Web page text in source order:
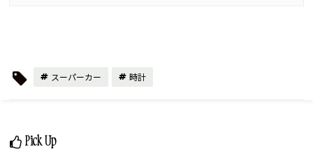
スーパーカー 時計
Pick Up